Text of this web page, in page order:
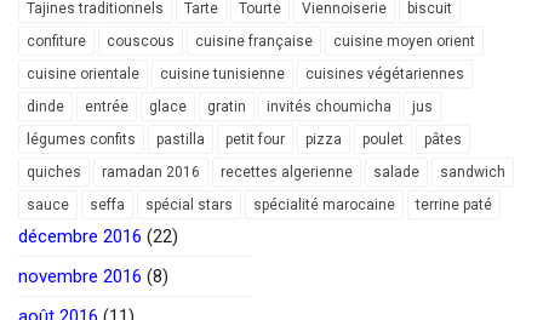
Tajines traditionnels
Tarte Tourte Viennoiserie
biscuit
confiture
couscous cuisine française
cuisine moyen orient
cuisine orientale
cuisine tunisienne
cuisines végétariennes
dinde
entrée glace gratin invités choumicha
jus
légumes confits
pastilla petit four pizza poulet
pâtes
quiches
ramadan 2016 recettes algerienne salade
sandwich
sauce
seffa spécial stars spécialité marocaine terrine paté
décembre 2016 (22)
novembre 2016 (8)